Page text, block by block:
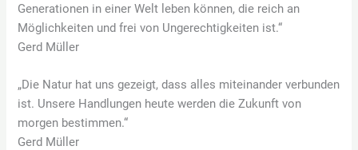
Generationen in einer Welt leben können, die reich an
Möglichkeiten und frei von Ungerechtigkeiten ist.“
Gerd Müller
„Die Natur hat uns gezeigt, dass alles miteinander verbunden
ist. Unsere Handlungen heute werden die Zukunft von
morgen bestimmen.“
Gerd Müller